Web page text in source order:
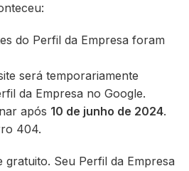
do Perfil da Empresa foram
será temporariamente
da Empresa no Google.
após 10 de junho de 2024.
404.
gratuito. Seu Perfil da Empresa